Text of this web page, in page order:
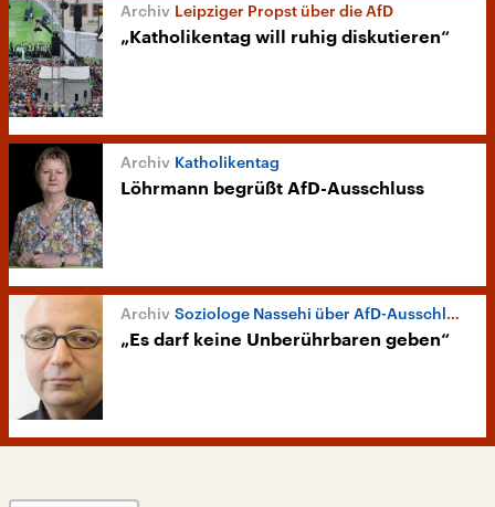
Leipziger Propst über die AfD
„Katholikentag will ruhig diskutieren“
Katholikentag
Löhrmann begrüßt AfD-Ausschluss
Soziologe Nassehi über AfD-Ausschluss
„Es darf keine Unberührbaren geben“